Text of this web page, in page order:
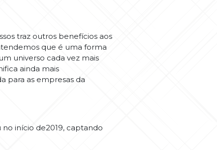
traz outros benefícios aos
que é uma forma
universo cada vez mais
ainda mais
para as empresas da
no início de2019, captando